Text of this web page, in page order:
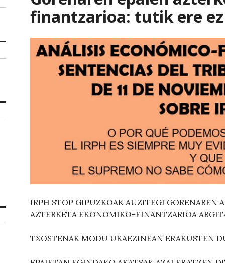
finantzarioa: tutik ere
IRPH STOP GIPUZKOAK AUZITEGI GORENAREN
AZTERKETA EKONOMIKO-FINANTZARIOA
TXOSTENAK MODU UKAEZINEAN ERAKUSTEN